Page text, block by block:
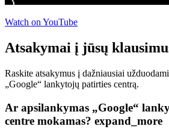
Watch on YouTube
Atsakymai į jūsų
Raskite atsakymus į dažniausiai
„Google“ lankytojų patirties centrą.
Ar apsilankymas „Google“
centre mokamas? expand_more